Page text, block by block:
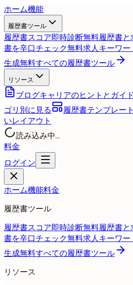
ホーム機能
履歴書ツール
履歴書スコア即時診断無料履歴書
書を辛口チェック無料求人キーワー
生成無料すべての履歴書ツール
リソース
ブログキャリアのヒントとガイド
ゴリ別に見る
履歴書テンプレート
いレイアウト
読み込み中...
料金
ログイン
ホーム機能料金
履歴書ツール
履歴書スコア即時診断無料履歴書
書を辛口チェック無料求人キーワー
生成無料すべての履歴書ツール
リソース